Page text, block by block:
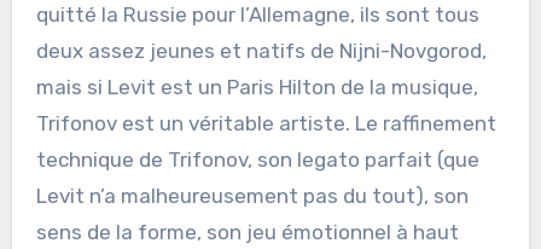
quitté la Russie pour l’Allemagne, ils sont tous
deux assez jeunes et natifs de Nijni-Novgorod,
mais si Levit est un Paris Hilton de la musique,
Trifonov est un véritable artiste. Le raffinement
technique de Trifonov, son legato parfait (que
Levit n’a malheureusement pas du tout), son
sens de la forme, son jeu émotionnel à haut